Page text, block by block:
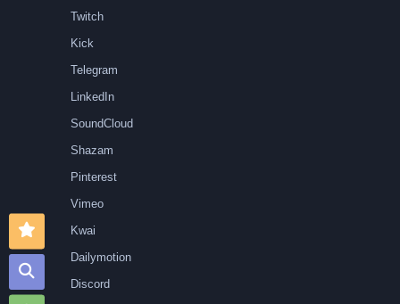
Twitch
Kick
Telegram
LinkedIn
SoundCloud
Shazam
Pinterest
Vimeo
Kwai
Dailymotion
Discord